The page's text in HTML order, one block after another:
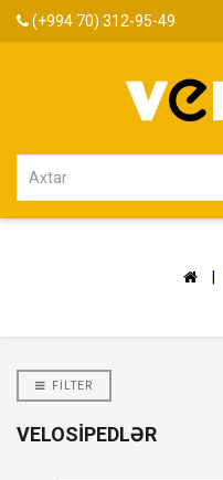
(+994 70) 312-95-49
FILTER
VELOSIPEDLƏR